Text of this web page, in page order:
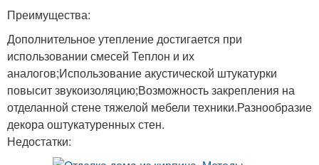
Преимущества:
Дополнительное утепление достигается при
использовании смесей Теплон и их
аналогов;Использование акустической штукатурки
повысит звукоизоляцию;Возможность закрепления на
отделанной стене тяжелой мебели техники.Разнообразие
декора оштукатуренных стен.
Недостатки: